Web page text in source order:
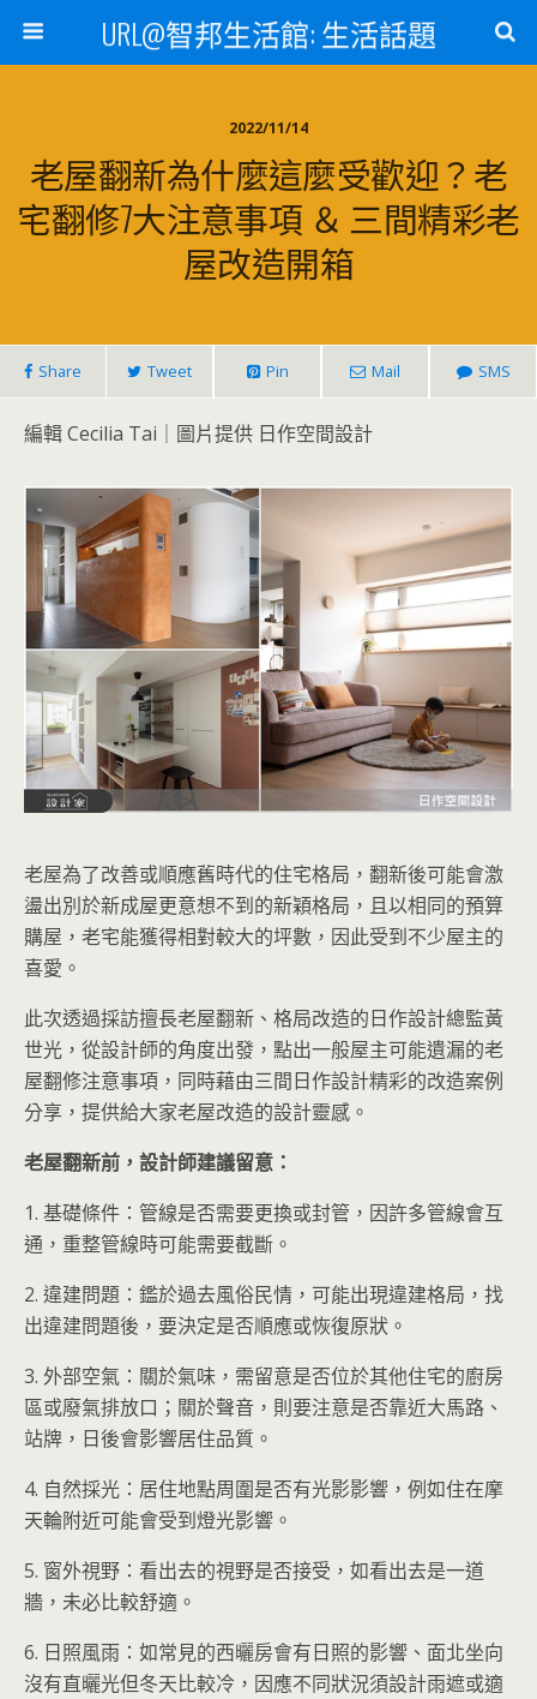
URL@智邦生活館: 生活話題
2022/11/14
老屋翻新為什麼這麼受歡迎？老
宅翻修7大注意事項 ＆ 三間精彩老
屋改造開箱
Share Tweet Pin Mail SMS
編輯 Cecilia Tai｜圖片提供 日作空間設計
老屋為了改善或順應舊時代的住宅格局，翻新後可能會激
盪出別於新成屋更意想不到的新穎格局，且以相同的預算
購屋，老宅能獲得相對較大的坪數，因此受到不少屋主的
喜愛。
此次透過採訪擅長老屋翻新、格局改造的日作設計總監黃
世光，從設計師的角度出發，點出一般屋主可能遺漏的老
屋翻修注意事項，同時藉由三間日作設計精彩的改造案例
分享，提供給大家老屋改造的設計靈感。
老屋翻新前，設計師建議留意：
1. 基礎條件：管線是否需要更換或封管，因許多管線會互
通，重整管線時可能需要截斷。
2. 違建問題：鑑於過去風俗民情，可能出現違建格局，找
出違建問題後，要決定是否順應或恢復原狀。
3. 外部空氣：關於氣味，需留意是否位於其他住宅的廚房
區或廢氣排放口；關於聲音，則要注意是否靠近大馬路、
站牌，日後會影響居住品質。
4. 自然採光：居住地點周圍是否有光影影響，例如住在摩
天輪附近可能會受到燈光影響。
5. 窗外視野：看出去的視野是否接受，如看出去是一道
牆，未必比較舒適。
6. 日照風雨：如常見的西曬房會有日照的影響、面北坐向
沒有直曬光但冬天比較冷，因應不同狀況須設計雨遮或適